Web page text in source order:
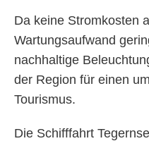
Da keine Stromkosten
Wartungsaufwand
nachhaltige
der Region für einen
Tourismus.
Die Schifffahrt